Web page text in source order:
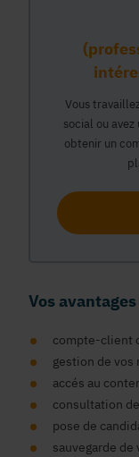
Vous
social ou
obtenir un
Vos
compte-client
gestion de
accés au
consultation
pose de
sauvegarde